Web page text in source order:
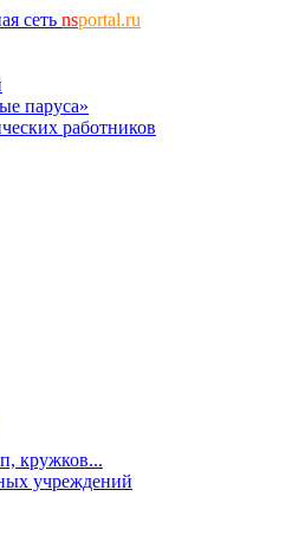
сеть nsportal.ru
паруса»
работников
кружков...
учреждений